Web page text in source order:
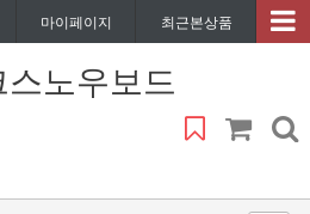
마이페이지 최근본상품
노우보드